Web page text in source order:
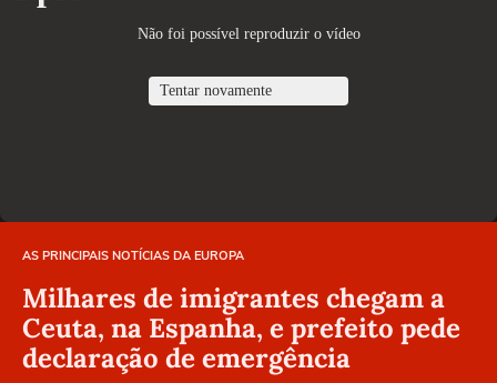
AS PRINCIPAIS NOTÍCIAS DA EUROPA
Milhares de imigrantes chegam a
Ceuta, na Espanha, e prefeito pede
declaração de emergência